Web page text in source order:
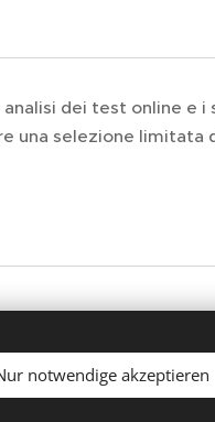
dei test online e i
una selezione limitata
notwendige akzeptieren